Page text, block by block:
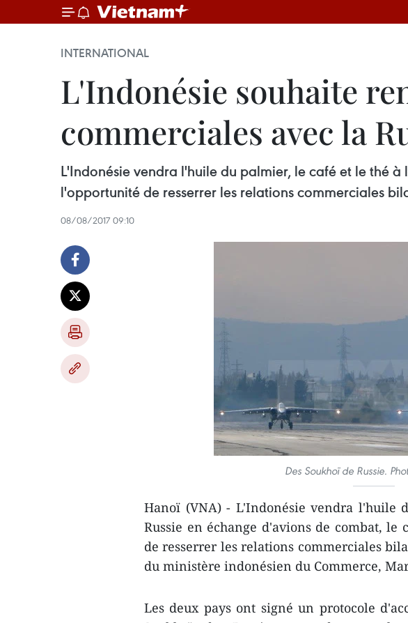
INTERNATIONAL
L'Indonésie souhaite
commerciales avec la
L'Indonésie vendra l'huile du palmier, le café et le thé
l'opportunité de resserrer les relations commerciales
08/08/2017 09:10
Des Soukhoï de Russie.
Hanoï (VNA) - L'Indonésie vendra l'huile
Russie en échange d'avions de combat,
de resserrer les relations commerciales
du ministère indonésien du Commerce,
Les deux pays ont signé un protocole